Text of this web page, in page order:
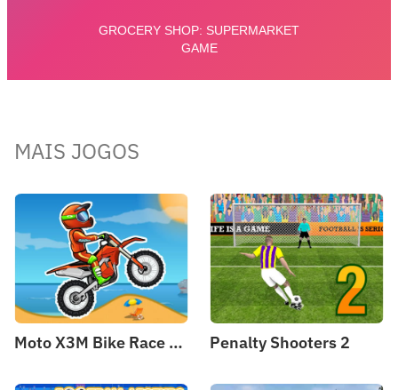
MAIS JOGOS
Moto X3M Bike Race Game Penalty Shooters 2